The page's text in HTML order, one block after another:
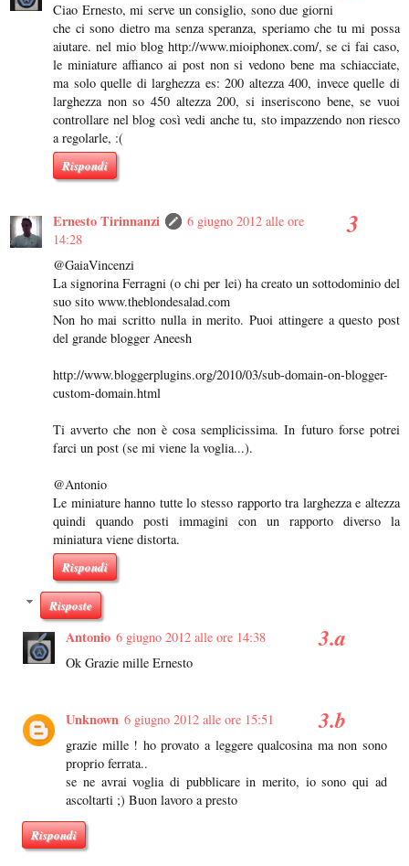
Ciao Ernesto, mi serve un consiglio, sono due giorni
che ci sono dietro ma senza speranza, speriamo che tu mi possa
aiutare. nel mio blog http://www.mioiphonex.com/, se ci fai caso,
le miniature affianco ai post non si vedono bene ma schiacciate,
ma solo quelle di larghezza es: 200 altezza 400, invece quelle di
larghezza non so 450 altezza 200, si inseriscono bene, se vuoi
controllare nel blog così vedi anche tu, sto impazzendo non riesco
a regolarle, :(
Rispondi
Ernesto Tirinnanzi
6 giugno 2012 alle ore
14:28
@GaiaVincenzi
La signorina Ferragni (o chi per lei) ha creato un sottodominio del
suo sito www.theblondesalad.com
Non ho mai scritto nulla in merito. Puoi attingere a questo post
del grande blogger Aneesh
http://www.bloggerplugins.org/2010/03/sub-domain-on-blogger-
custom-domain.html
Ti avverto che non è cosa semplicissima. In futuro forse potrei
farci un post (se mi viene la voglia...).
@Antonio
Le miniature hanno tutte lo stesso rapporto tra larghezza e altezza
quindi quando posti immagini con un rapporto diverso la
miniatura viene distorta.
Rispondi
Risposte
Antonio 6 giugno 2012 alle ore 14:38
Ok Grazie mille Ernesto
Unknown 6 giugno 2012 alle ore 15:51
grazie mille ! ho provato a leggere qualcosina ma non sono
proprio ferrata..
se ne avrai voglia di pubblicare in merito, io sono qui ad
ascoltarti ;) Buon lavoro a presto
Rispondi